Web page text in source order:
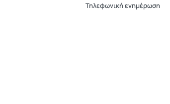
Τηλεφωνική ενημέρωση